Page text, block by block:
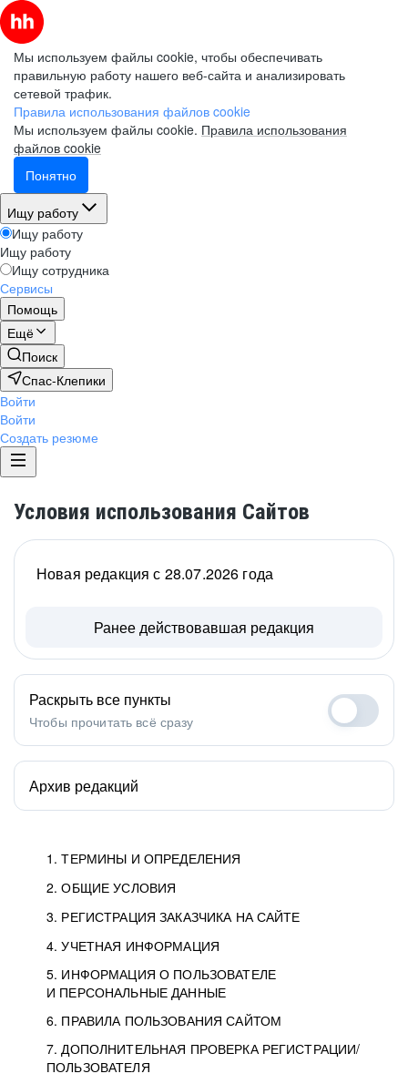
Мы используем файлы cookie, чтобы обеспечивать
правильную работу нашего веб-сайта и анализировать
сетевой трафик.
Правила использования файлов cookie
Мы используем файлы cookie. Правила использования
файлов cookie
Понятно
Ищу работу
Ищу работу
Ищу работу
Ищу сотрудника
Сервисы
Помощь
Ещё
Поиск
Спас-Клепики
Войти
Войти
Создать резюме
Условия использования Сайтов
1. ТЕРМИНЫ И ОПРЕДЕЛЕНИЯ
2. ОБЩИЕ УСЛОВИЯ
3. РЕГИСТРАЦИЯ ЗАКАЗЧИКА НА САЙТЕ
4. УЧЕТНАЯ ИНФОРМАЦИЯ
5. ИНФОРМАЦИЯ О ПОЛЬЗОВАТЕЛЕ
И ПЕРСОНАЛЬНЫЕ ДАННЫЕ
6. ПРАВИЛА ПОЛЬЗОВАНИЯ САЙТОМ
7. ДОПОЛНИТЕЛЬНАЯ ПРОВЕРКА РЕГИСТРАЦИИ/
ПОЛЬЗОВАТЕЛЯ
Новая редакция с 28.07.2026 года
Ранее действовавшая редакция
Раскрыть все пункты
Чтобы прочитать всё сразу
Архив редакций